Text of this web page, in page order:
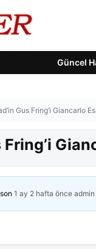
Güncel
Gus Fring’i Giancarlo
Fring’i
1 ay 2 hafta önce admin